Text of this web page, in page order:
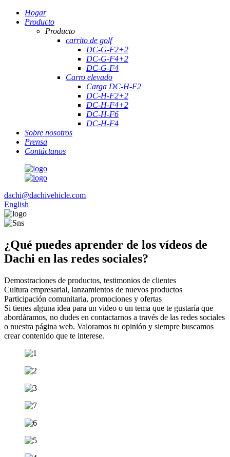
Hogar
Producto
Producto
carrito de golf
DC-G-F2+2
DC-G-F4+2
DC-G-F4
Carro elevado
Carga DC-H-F2
DC-H-F2+2
DC-H-F4+2
DC-H-F6
DC-H-F4
Sobre nosotros
Prensa
Contáctanos
dachi@dachivehicle.com
English
¿Qué puedes aprender de los vídeos de
Dachi en las redes sociales?
Demostraciones de productos, testimonios de clientes
Cultura empresarial, lanzamientos de nuevos productos
Participación comunitaria, promociones y ofertas
Si tienes alguna idea para un video o un tema que te gustaría que
abordáramos, no dudes en contactarnos a través de las redes sociales
o nuestra página web. Valoramos tu opinión y siempre buscamos
crear contenido que te interese.